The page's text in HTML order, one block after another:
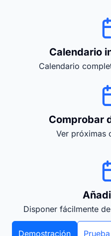
Calendario
Calendario
Comprobar
Ver próximas
Disponer fácilmente
Demostración